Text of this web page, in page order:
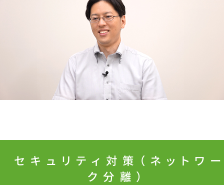
セキュリティ対策（ネットワ
ク分離）